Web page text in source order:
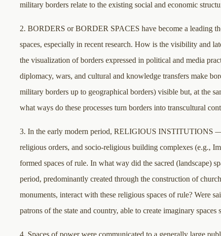
military borders relate to the existing social and economic
2. BORDERS or BORDER SPACES have become a leading
spaces, especially in recent research. How is the visibility and
the visualization of borders expressed in political and media
diplomacy, wars, and cultural and knowledge transfers make
military borders up to geographical borders) visible but, at the
what ways do these processes turn borders into transcultural
3. In the early modern period, RELIGIOUS INSTITUTIONS
religious orders, and socio-religious building complexes (e.g.,
formed spaces of rule. In what way did the sacred (landscape)
period, predominantly created through the construction of
monuments, interact with these religious spaces of rule? Were
patrons of the state and country, able to create imaginary spaces